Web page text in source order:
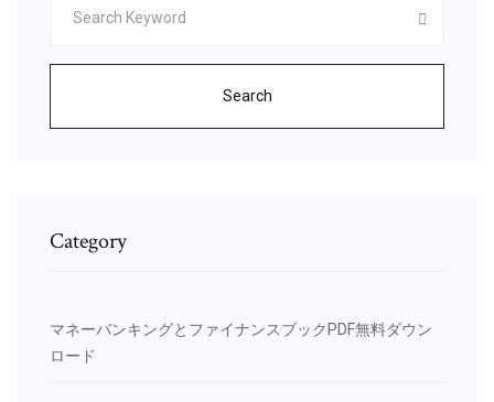
Search
Category
マネーバンキングとファイナンスブックPDF無料ダウン
ロード